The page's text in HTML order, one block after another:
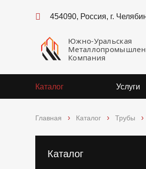
454090, Россия, г.
Южно-Уральская
Компания
Каталог Услуги
Главная Каталог Трубы
Каталог